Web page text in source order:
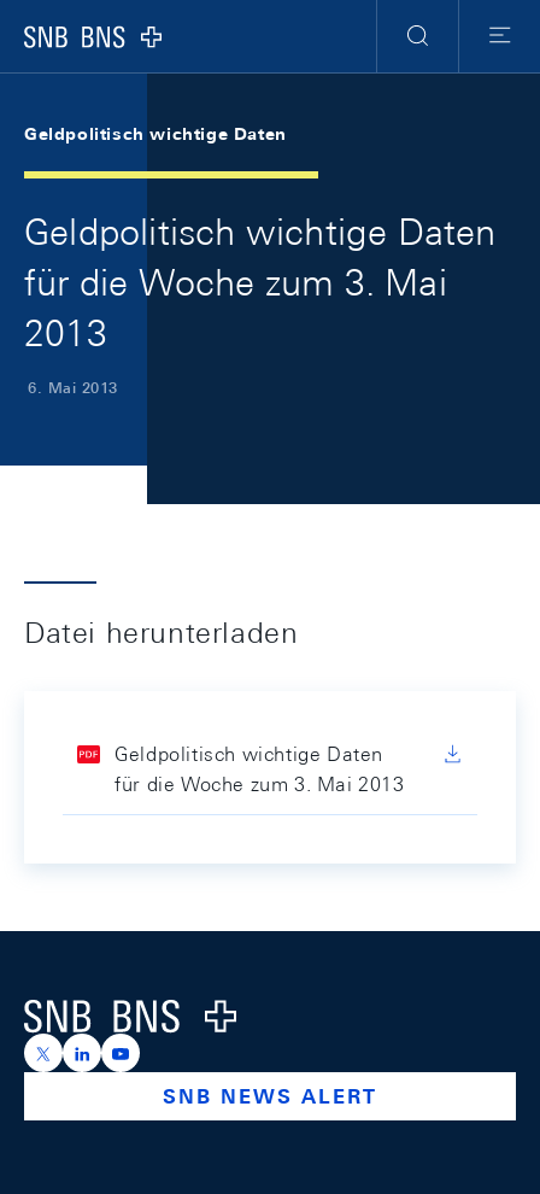
Logo
Suche
Menu
Geldpolitisch wichtige Daten
Geldpolitisch wichtige Daten
für die Woche zum 3. Mai
2013
6. Mai 2013
Datei herunterladen
Geldpolitisch wichtige Daten
für die Woche zum 3. Mai 2013
Logo
https://x.com/snb_bns
https://ch.linkedin.com/company/swiss-national-
https://www.youtube.com/@swissnationalbank
SNB NEWS ALERT